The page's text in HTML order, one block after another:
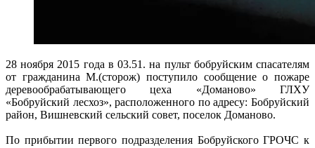
28 ноября 2015 года в 03.51. на пульт бобруйским спасателям
от гражданина М.(сторож) поступило сообщение о пожаре
деревообрабатывающего цеха «Доманово» ГЛХУ
«Бобруйский лесхоз», расположенного по адресу: Бобруйский
район, Вишневский сельский совет, поселок Доманово.
По прибытии первого подразделения Бобруйского ГРОЧС к